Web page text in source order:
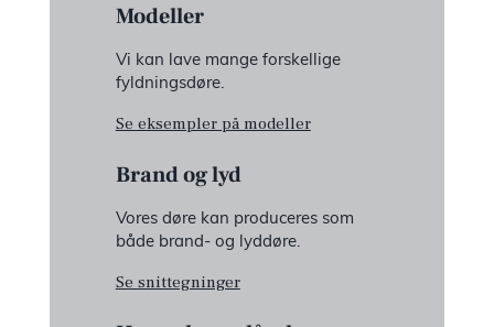
Modeller
Vi kan lave mange forskellige
fyldningsdøre.
Se eksempler på modeller
Brand og lyd
Vores døre kan produceres som
både brand- og lyddøre.
Se snittegninger